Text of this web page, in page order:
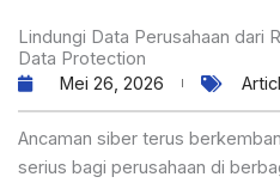
Lindungi Data Perusahaan dari
Data Protection
Mei 26, 2026
Ancaman siber terus
serius bagi perusahaan di